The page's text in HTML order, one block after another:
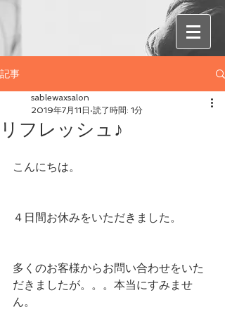
記事
リフレッシュ♪
sablewaxsalon
2019年7月11日 読了時間: 1分
こんにちは。
４日間お休みをいただきました。
多くのお客様からお問い合わせをいた
だきましたが。。。本当にすみませ
ん。